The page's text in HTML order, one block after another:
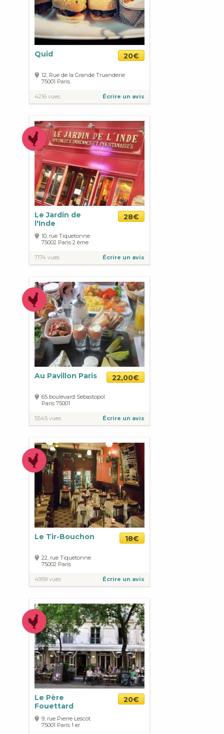
Quid 20€
12, Rue de la Grande Truanderie
75001 Paris
4216 vues Écrire un avis
Le Jardin de
l'Inde
28€
10, rue Tiquetonne
75002 Paris 2 ème
7174 vues Écrire un avis
Au Pavillon Paris 22,00€
65 boulevard Sebastopol
Paris 75001
5545 vues Écrire un avis
Le Tir-Bouchon 18€
22, rue Tiquetonne
75002 Paris
4959 vues Écrire un avis
Le Père
Fouettard
20€
9, rue Pierre Lescot
75001 Paris 1 er